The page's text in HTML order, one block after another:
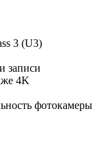
фото- и
3 (U3)
записи
4K
фотокамеры